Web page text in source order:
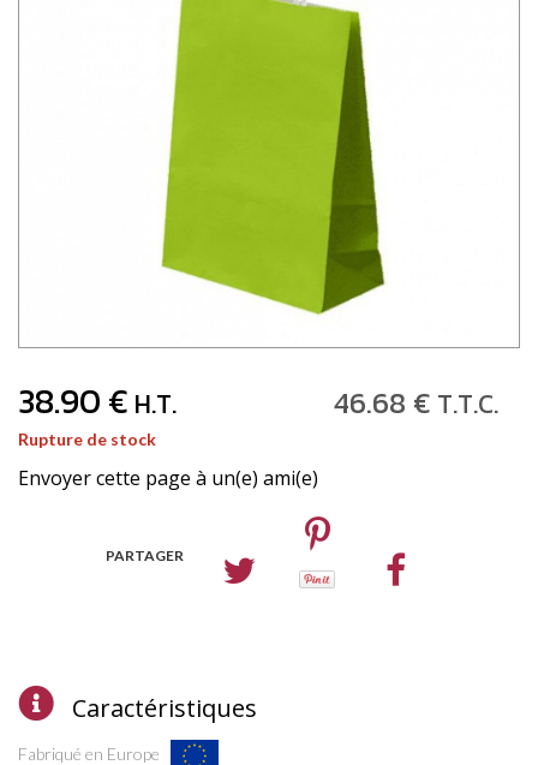
38.90€ H.T. 46.68 € T.T.C.
Rupture de stock
Envoyer cette page à un(e) ami(e)
PARTAGER
Caractéristiques
Fabriqué en Europe